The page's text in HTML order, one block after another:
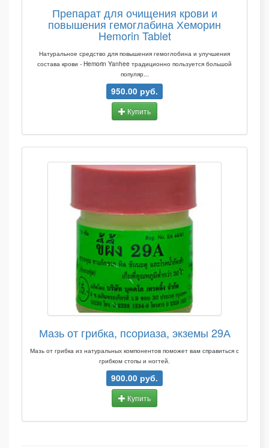
Препарат для очищения крови и
повышения гемоглабина Хеморин
Hemorin Tablet
Натуральное средство для повышения гемоглобина и улучшения
состава крови - Hemorin Yanhee традиционно пользуется большой
популяр...
950.00 руб.
Купить
Мазь от грибка, псориаза, экземы 29А
Мазь от грибка из натуральных компонентов поможет вам справиться с
грибком стопы и ногтей.
900.00 руб.
Купить